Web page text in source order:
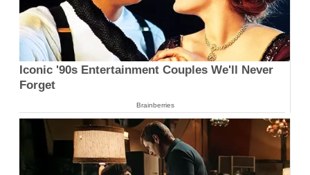
Iconic '90s Entertainment Couples We'll Never
Forget
Brainberries